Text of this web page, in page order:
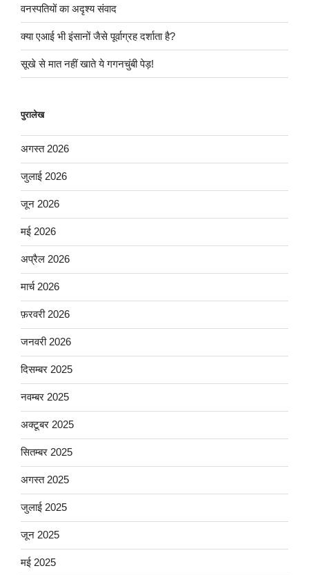
वनस्पतियों का अदृश्य संवाद
क्या एआई भी इंसानों जैसे पूर्वाग्रह दर्शाता है?
सूखे से मात नहीं खाते ये गगनचुंबी पेड़!
पुरालेख
अगस्त 2026
जुलाई 2026
जून 2026
मई 2026
अप्रैल 2026
मार्च 2026
फ़रवरी 2026
जनवरी 2026
दिसम्बर 2025
नवम्बर 2025
अक्टूबर 2025
सितम्बर 2025
अगस्त 2025
जुलाई 2025
जून 2025
मई 2025